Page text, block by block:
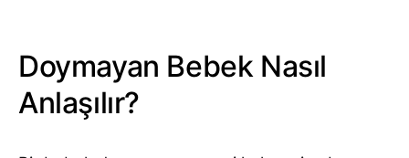
Doymayan Bebek Nasıl
Anlaşılır?